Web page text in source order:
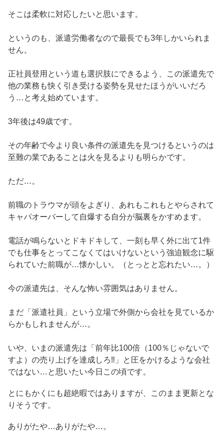
そこは柔軟に対応したいと思います。
というのも、派遣労働者なので最長でも3年しかいられま
せん。
正社員登用という道も選択肢にできるよう、この派遣先で
他の業務も快く引き受ける姿勢を見せたほうがいいだろ
う…と考え始めています。
3年後は49歳です。
その年齢で今より良い条件の派遣先を見つけるというのは
至難の業であることは火を見るよりも明らかです。
ただ…。
前職のトラウマが頭をよぎり、あれもこれもとやらされて
キャパオーバーして自爆する自分が脳裏をかすめます。
電話が鳴らないとドキドキして、一刻も早く外に出て1件
でも仕事をとってこなくてはいけないという強迫観念に駆
られていた前職が…懐かしい。（とっとと忘れたい…。）
今の派遣先は、そんな怖い雰囲気はありません。
まだ「派遣社員」という立場で外側から会社を見ているか
らかもしれませんが…。
いや、いまの派遣先は「前年比100倍（100％じゃないで
すよ）の売り上げを達成しろ‼」と圧をかけるような会社
ではない…と思いたい今日この頃です。
とにもかくにも超絶暇ではありますが、このまま更新とな
りそうです。
ありがたや…ありがたや…。